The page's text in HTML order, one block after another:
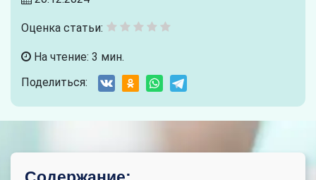
Оценка статьи:
На чтение: 3 мин.
Поделиться: